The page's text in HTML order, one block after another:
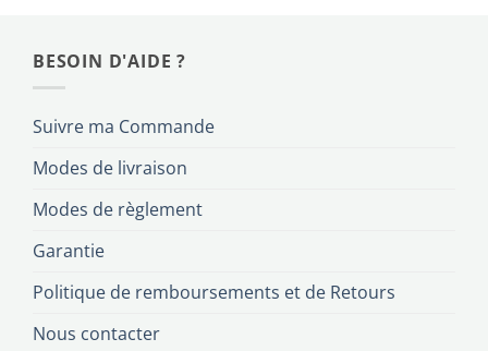
BESOIN D'AIDE ?
Suivre ma Commande
Modes de livraison
Modes de règlement
Garantie
Politique de remboursements et de Retours
Nous contacter